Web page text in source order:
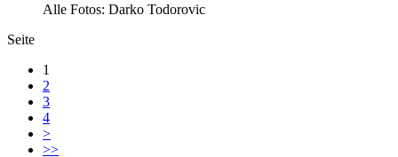
Alle Fotos: Darko Todorovic
Seite
1
2
3
4
>
>>